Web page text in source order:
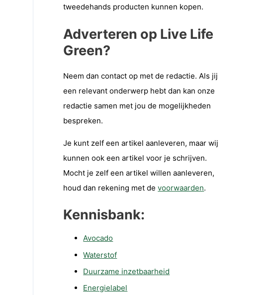
tweedehands producten kunnen kopen.
Adverteren op Live Life
Green?
Neem dan contact op met de redactie. Als jij
een relevant onderwerp hebt dan kan onze
redactie samen met jou de mogelijkheden
bespreken.
Je kunt zelf een artikel aanleveren, maar wij
kunnen ook een artikel voor je schrijven.
Mocht je zelf een artikel willen aanleveren,
houd dan rekening met devoorwaarden.
Kennisbank:
Avocado
Waterstof
Duurzame inzetbaarheid
Energielabel